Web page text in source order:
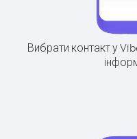
Вибрати контакт у